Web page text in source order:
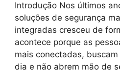
Introdução Nos últimos
soluções de segurança
integradas cresceu de
acontece porque as
mais conectadas,
dia e não abrem mão de